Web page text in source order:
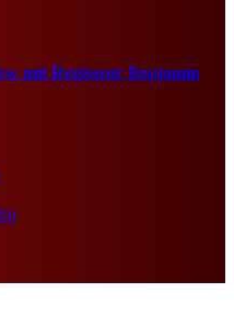
mit Regisseur Benjamin